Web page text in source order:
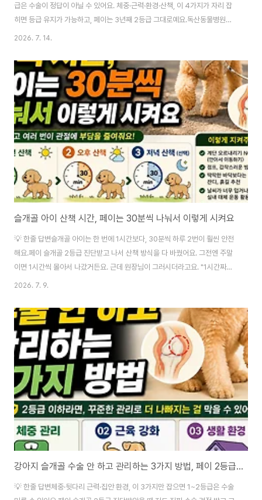
급은 수술이 정답이 아닐 수 있어요. 체중·근력·환경·산책, 이 4가지가 자리 잡
히면 등급 유지가 가능하고, 페이는 3년째 2등급 그대로예요.독산동물병원에
서 슬개골 2등급 진단받던 날, 원장님이 견적서를 내미셨어요.한쪽 140만원,
했을 뿐인데, 숫자가 너무 크게 보였어요.근데 원장님이 그 다음에 이 말씀도 하
셨거든요. "지금 당장은 수술 안 해도 돼요. 관리 먼저 해보시고 6개월 뒤에 다
시 봐요." 그 말 붙잡고 집에 왔어요.그게 3년 전이에요. 페이는 지금도 2등급
이에요. 등급이 안 올라갔어요. 이게 어떻게 가능했는지, 3년 동안 뭘 했는지, ..
2026. 7. 14.
슬개골 아이 산책 시간, 페이는 30분씩 나눠서 이렇게 시켜요
💡 한줄 답변슬개골 아이는 한 번에 1시간보다, 30분씩 하루 2번이 훨씬 안전
해요.페이 슬개골 2등급 진단받고 나서 산책 방식을 다 바꿨어요. 그전엔 주말
이면 1시간씩 몰아서 나갔거든요. 근데 원장님이 그러시더라고요. "1시간짜리
산책 한 번보다, 30분짜리 두 번이 훨씬 나아요."이 말이 뭔 소리인가 싶었는
에 걸리는 최대 부하가 문제였어요.3년 동안 페이 산책 시켜보면서 정착한 5가
지 조절법 정리해봤어요. 슬개골 진단받은 아이 보호자분들한테 실질적으로 도
움 될 얘기예요.📋 목차• 산책 시간, 30분×2회가 정답인 이유• 강도 조절, 뛰
지 말고 걷게 하세요• 리드줄, 팽팽하게 당기면 슬개골 부담• 지면 선택, 아스
팔트보..
2026. 7. 9.
강아지 슬개골 수술 안 하고 관리하는 3가지 방법, 페이 2등급 3년 유지 비결
💡 한줄 답변체중·뒷다리 근력·집안 환경, 이 3가지만 잡으면 1~2등급은 수술